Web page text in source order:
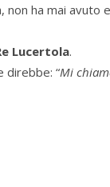
ha mai avuto
Lucertola.
direbbe: “Mi